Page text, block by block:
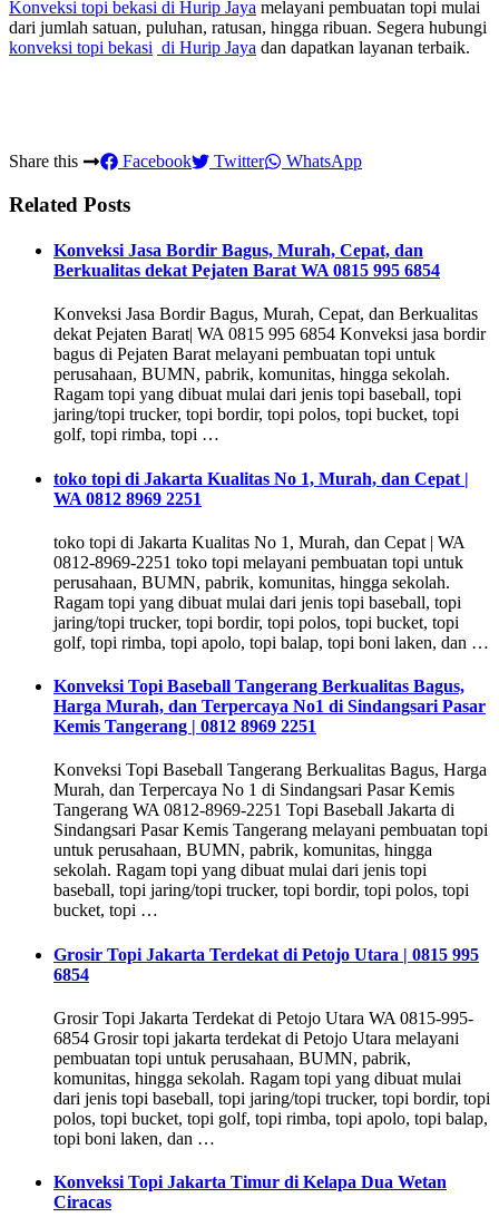
Konveksi topi bekasi di Hurip Jaya melayani pembuatan topi mulai
dari jumlah satuan, puluhan, ratusan, hingga ribuan. Segera hubungi
konveksi topi bekasi di Hurip Jaya dan dapatkan layanan terbaik.
Share this Facebook Twitter WhatsApp
Related Posts
Konveksi Jasa Bordir Bagus, Murah, Cepat, dan
Berkualitas dekat Pejaten Barat WA 0815 995 6854
Konveksi Jasa Bordir Bagus, Murah, Cepat, dan Berkualitas
dekat Pejaten Barat| WA 0815 995 6854 Konveksi jasa bordir
bagus di Pejaten Barat melayani pembuatan topi untuk
perusahaan, BUMN, pabrik, komunitas, hingga sekolah.
Ragam topi yang dibuat mulai dari jenis topi baseball, topi
jaring/topi trucker, topi bordir, topi polos, topi bucket, topi
golf, topi rimba, topi …
toko topi di Jakarta Kualitas No 1, Murah, dan Cepat |
WA 0812 8969 2251
toko topi di Jakarta Kualitas No 1, Murah, dan Cepat | WA
0812-8969-2251 toko topi melayani pembuatan topi untuk
perusahaan, BUMN, pabrik, komunitas, hingga sekolah.
Ragam topi yang dibuat mulai dari jenis topi baseball, topi
jaring/topi trucker, topi bordir, topi polos, topi bucket, topi
golf, topi rimba, topi apolo, topi balap, topi boni laken, dan …
Konveksi Topi Baseball Tangerang Berkualitas Bagus,
Harga Murah, dan Terpercaya No1 di Sindangsari Pasar
Kemis Tangerang | 0812 8969 2251
Konveksi Topi Baseball Tangerang Berkualitas Bagus, Harga
Murah, dan Terpercaya No 1 di Sindangsari Pasar Kemis
Tangerang WA 0812-8969-2251 Topi Baseball Jakarta di
Sindangsari Pasar Kemis Tangerang melayani pembuatan topi
untuk perusahaan, BUMN, pabrik, komunitas, hingga
sekolah. Ragam topi yang dibuat mulai dari jenis topi
baseball, topi jaring/topi trucker, topi bordir, topi polos, topi
bucket, topi …
Grosir Topi Jakarta Terdekat di Petojo Utara | 0815 995
6854
Grosir Topi Jakarta Terdekat di Petojo Utara WA 0815-995-
6854 Grosir topi jakarta terdekat di Petojo Utara melayani
pembuatan topi untuk perusahaan, BUMN, pabrik,
komunitas, hingga sekolah. Ragam topi yang dibuat mulai
dari jenis topi baseball, topi jaring/topi trucker, topi bordir, topi
polos, topi bucket, topi golf, topi rimba, topi apolo, topi balap,
topi boni laken, dan …
Konveksi Topi Jakarta Timur di Kelapa Dua Wetan
Ciracas